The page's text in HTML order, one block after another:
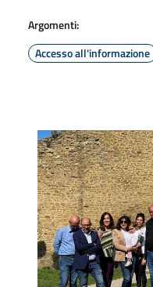
Argomenti:
Accesso all'informazione